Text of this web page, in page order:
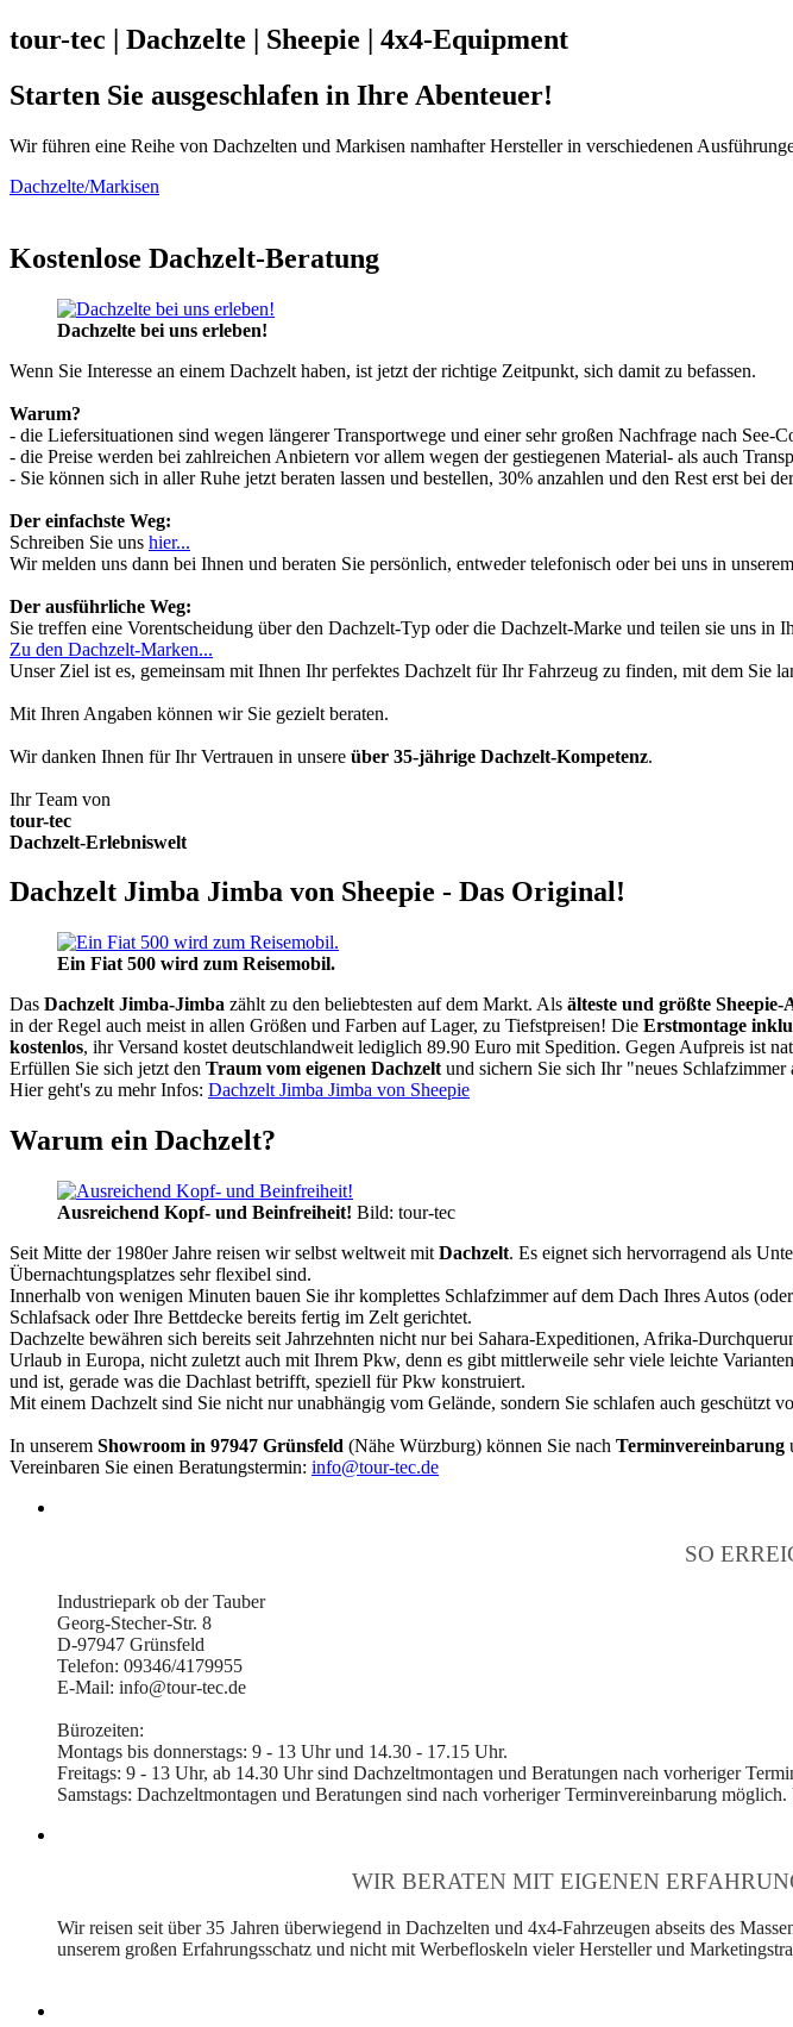
tour-tec | Dachzelte | Sheepie | 4x4-Equipment
Starten Sie ausgeschlafen in Ihre Abenteuer!
Wir führen eine Reihe von Dachzelten und Markisen namhafter Hersteller in verschiedenen
Dachzelte/Markisen
Kostenlose Dachzelt-Beratung
Dachzelte bei uns erleben!
Wenn Sie Interesse an einem Dachzelt haben, ist jetzt der richtige Zeitpunkt, sich damit zu befassen.
Warum?
- die Liefersituationen sind wegen längerer Transportwege und einer sehr großen Nachfrage nach See-
- die Preise werden bei zahlreichen Anbietern vor allem wegen der gestiegenen Material- als auch
- Sie können sich in aller Ruhe jetzt beraten lassen und bestellen, 30% anzahlen und den Rest erst bei
Der einfachste Weg:
Schreiben Sie uns hier...
Wir melden uns dann bei Ihnen und beraten Sie persönlich, entweder telefonisch oder bei uns in
Der ausführliche Weg:
Sie treffen eine Vorentscheidung über den Dachzelt-Typ oder die Dachzelt-Marke und teilen sie uns in
Zu den Dachzelt-Marken...
Unser Ziel ist es, gemeinsam mit Ihnen Ihr perfektes Dachzelt für Ihr Fahrzeug zu finden, mit dem Sie
Mit Ihren Angaben können wir Sie gezielt beraten.
Wir danken Ihnen für Ihr Vertrauen in unsere über 35-jährige Dachzelt-Kompetenz.
Ihr Team von
tour-tec
Dachzelt-Erlebniswelt
Dachzelt Jimba Jimba von Sheepie - Das Original!
Ein Fiat 500 wird zum Reisemobil.
Das Dachzelt Jimba-Jimba zählt zu den beliebtesten auf dem Markt. Als älteste und größte Sheepie-
in der Regel auch meist in allen Größen und Farben auf Lager, zu Tiefstpreisen! Die Erstmontage
kostenlos, ihr Versand kostet deutschlandweit lediglich 89.90 Euro mit Spedition. Gegen Aufpreis ist
Erfüllen Sie sich jetzt den Traum vom eigenen Dachzelt und sichern Sie sich Ihr "neues
Hier geht's zu mehr Infos: Dachzelt Jimba Jimba von Sheepie
Warum ein Dachzelt?
Ausreichend Kopf- und Beinfreiheit! Bild: tour-tec
Seit Mitte der 1980er Jahre reisen wir selbst weltweit mit Dachzelt. Es eignet sich hervorragend als
Übernachtungsplatzes sehr flexibel sind.
Innerhalb von wenigen Minuten bauen Sie ihr komplettes Schlafzimmer auf dem Dach Ihres Autos
Schlafsack oder Ihre Bettdecke bereits fertig im Zelt gerichtet.
Dachzelte bewähren sich bereits seit Jahrzehnten nicht nur bei Sahara-Expeditionen, Afrika-
Urlaub in Europa, nicht zuletzt auch mit Ihrem Pkw, denn es gibt mittlerweile sehr viele leichte
und ist, gerade was die Dachlast betrifft, speziell für Pkw konstruiert.
Mit einem Dachzelt sind Sie nicht nur unabhängig vom Gelände, sondern Sie schlafen auch geschützt
In unserem Showroom in 97947 Grünsfeld (Nähe Würzburg) können Sie nach Terminvereinbarung
Vereinbaren Sie einen Beratungstermin: info@tour-tec.de
SO
Industriepark ob der Tauber
Georg-Stecher-Str. 8
D-97947 Grünsfeld
Telefon: 09346/4179955
E-Mail: info@tour-tec.de
Bürozeiten:
Montags bis donnerstags: 9 - 13 Uhr und 14.30 - 17.15 Uhr.
Freitags: 9 - 13 Uhr, ab 14.30 Uhr sind Dachzeltmontagen und Beratungen nach vorheriger
Samstags: Dachzeltmontagen und Beratungen sind nach vorheriger Terminvereinbarung
WIR BERATEN MIT EIGENEN
Wir reisen seit über 35 Jahren überwiegend in Dachzelten und 4x4-Fahrzeugen abseits des
unserem großen Erfahrungsschatz und nicht mit Werbefloskeln vieler Hersteller und